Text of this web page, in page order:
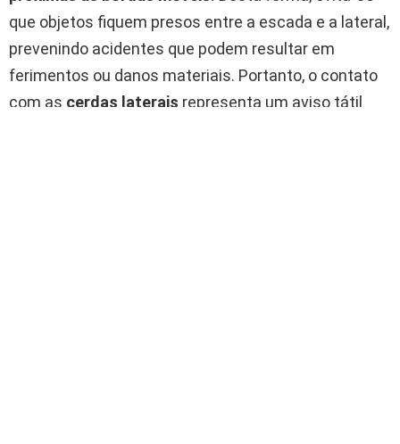
que objetos fiquem presos entre a escada e a lateral,
prevenindo acidentes que podem resultar em
ferimentos ou danos materiais. Portanto, o contato
com as cerdas laterais representa um aviso tátil